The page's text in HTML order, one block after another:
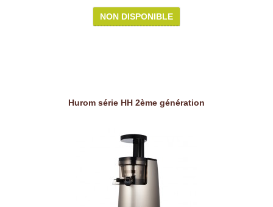
NON DISPONIBLE
Hurom série HH 2ème génération